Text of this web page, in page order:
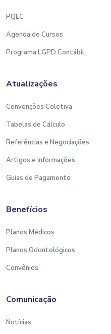
PQEC
Agenda de Cursos
Programa LGPD Contábil
Atualizações
Convenções Coletiva
Tabelas de Cálculo
Referências e Negociações
Artigos e Informações
Guias de Pagamento
Benefícios
Planos Médicos
Planos Odontológicos
Convênios
Comunicação
Notícias